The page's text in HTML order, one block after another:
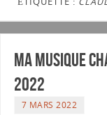
Ma musique
2022
7 MARS 2022